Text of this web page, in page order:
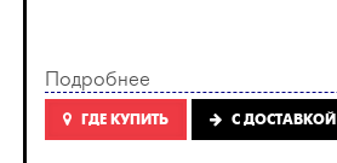
Подробнее
ГДЕ КУПИТЬ C ДОСТАВКОЙ